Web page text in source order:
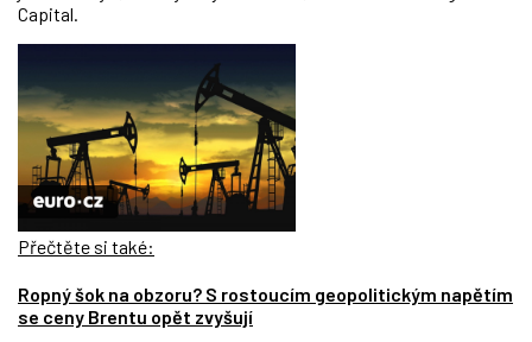
Capital.
Přečtěte si také:
Ropný šok na obzoru? S rostoucím geopolitickým napětím
se ceny Brentu opět zvyšují